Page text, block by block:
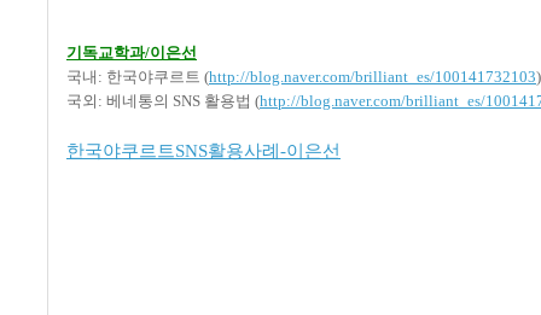
기독교학과/이은선
국내: 한국야쿠르트 (http://blog.naver.com/brilliant_es/100141732103)
국외: 베네통의 SNS 활용법 (http://blog.naver.com/brilliant_es/
한국야쿠르트SNS활용사례-이은선